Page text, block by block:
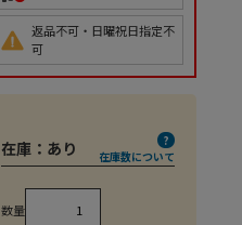
返品不可・日曜祝日指定不
可
在庫： あり 在庫数について
数量